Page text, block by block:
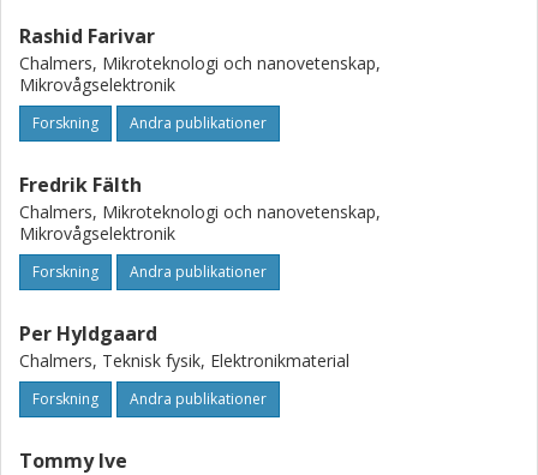
Rashid Farivar
Chalmers, Mikroteknologi och nanovetenskap,
Mikrovågselektronik
Forskning Andra publikationer
Fredrik Fälth
Chalmers, Mikroteknologi och nanovetenskap,
Mikrovågselektronik
Forskning Andra publikationer
Per Hyldgaard
Chalmers, Teknisk fysik, Elektronikmaterial
Forskning Andra publikationer
Tommy Ive